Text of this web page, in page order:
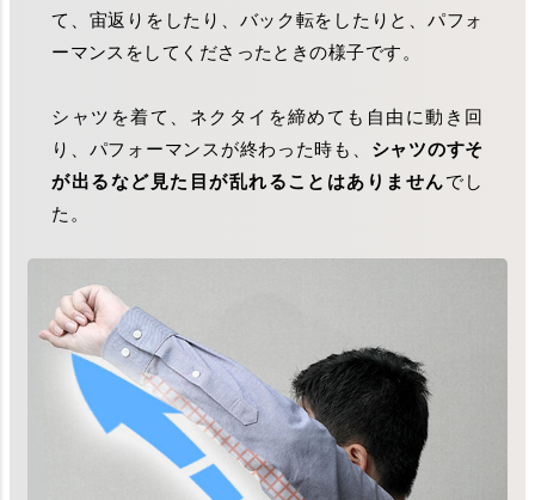
て、宙返りをしたり、バック転をしたりと、パフォ
ーマンスをしてくださったときの様子です。
シャツを着て、ネクタイを締めても自由に動き回
り、パフォーマンスが終わった時も、 シャツのすそ
が出るなど見た目が乱れることはありませんでし
た。